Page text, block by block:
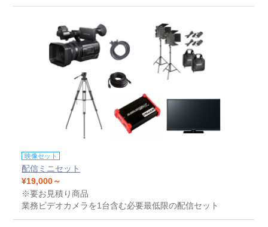
映像セット
配信ミニセット
¥19,000～
※要お見積り商品
業務ビデオカメラを1台含む必要最低限の配信セット